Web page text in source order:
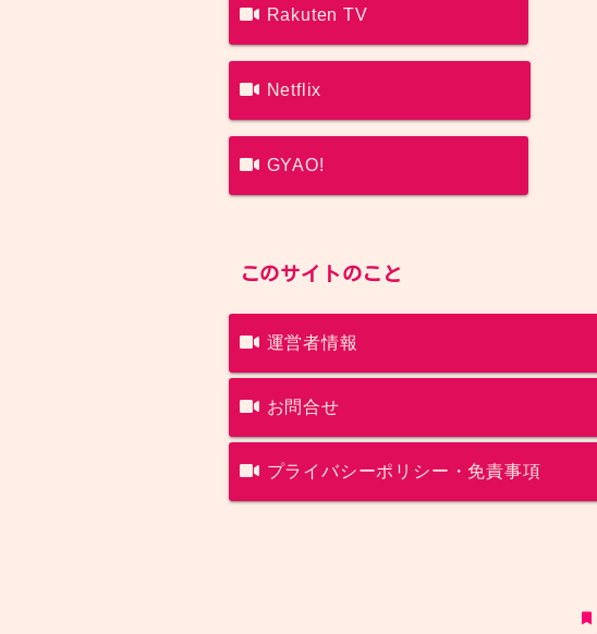
Rakuten TV
Netflix
GYAO!
このサイトのこと
運営者情報
お問合せ
プライバシーポリシー・免責事項